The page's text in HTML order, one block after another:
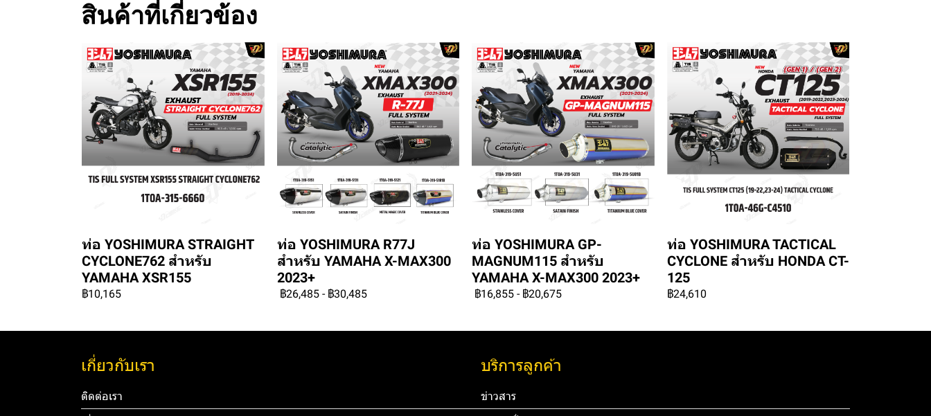
สินค้าที่เกี่ยวข้อง
ท่อ YOSHIMURA STRAIGHT
CYCLONE762 สำหรับ
YAMAHA XSR155
฿10,165
ท่อ YOSHIMURA R77J
สำหรับ YAMAHA X-MAX300
2023+
฿26,485 - ฿30,485
ท่อ YOSHIMURA GP-
MAGNUM115 สำหรับ
YAMAHA X-MAX300 2023+
฿16,855 - ฿20,675
ท่อ YOSHIMURA TACTICAL
CYCLONE สำหรับ HONDA CT-
125
฿24,610
เกี่ยวกับเรา
ติดต่อเรา
บริการลูกค้า
ข่าวสาร